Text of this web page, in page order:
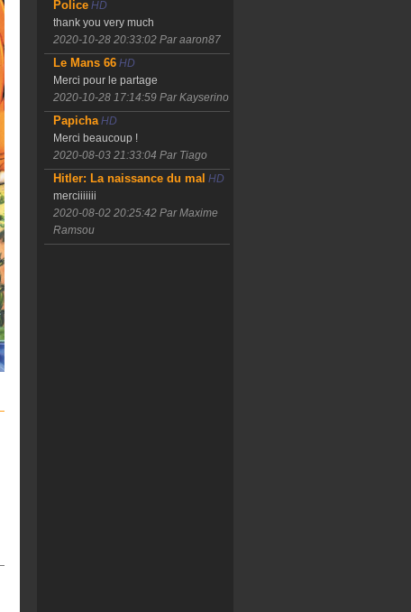
PoliceHD
thank you very much
2020-10-28 20:33:02 Par aaron87
Le Mans 66HD
Merci pour le partage
2020-10-28 17:14:59 Par Kayserino
PapichaHD
Merci beaucoup !
2020-08-03 21:33:04 Par Tiago
Hitler: La naissance du mal HD
merciiiiiii
2020-08-02 20:25:42 Par Maxime
Ramsou